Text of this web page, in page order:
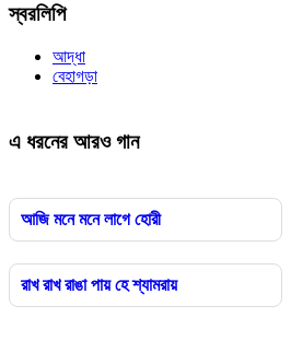
স্বরলিপি
আদ্ধা
বেহাগড়া
এ ধরনের আরও গান
আজি মনে মনে লাগে হোরী
রাখ রাখ রাঙা পায় হে শ্যামরায়